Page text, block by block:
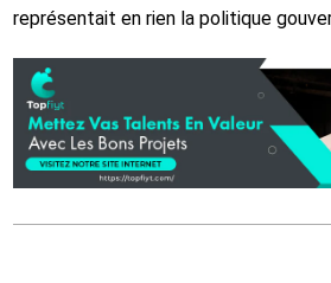
représentait en rien la politique